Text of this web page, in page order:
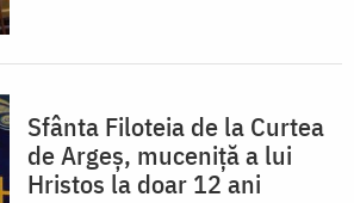
Sfânta Filoteia de la Curtea
de Argeș, muceniță a lui
Hristos la doar 12 ani